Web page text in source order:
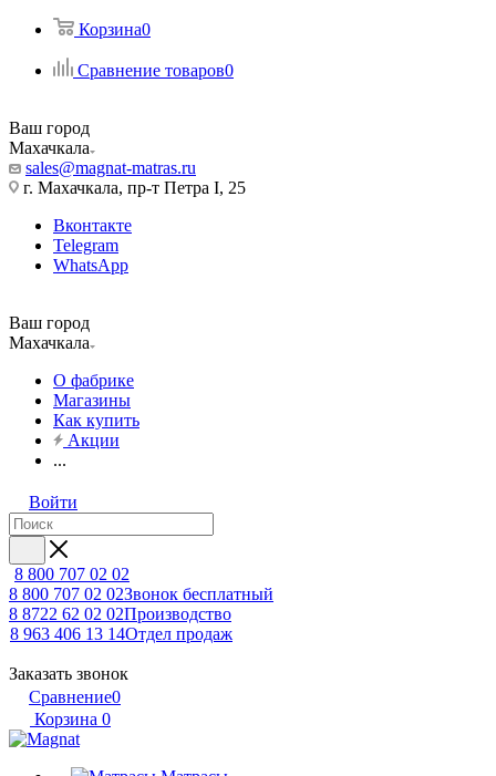
Корзина0
Сравнение товаров0
Ваш город
Махачкала
sales@magnat-matras.ru
г. Махачкала, пр-т Петра I, 25
Вконтакте
Telegram
WhatsApp
Ваш город
Махачкала
О фабрике
Магазины
Как купить
Акции
...
Войти
8 800 707 02 02
8 800 707 02 02Звонок бесплатный
8 8722 62 02 02Производство
8 963 406 13 14Отдел продаж
Заказать звонок
Сравнение0
Корзина 0